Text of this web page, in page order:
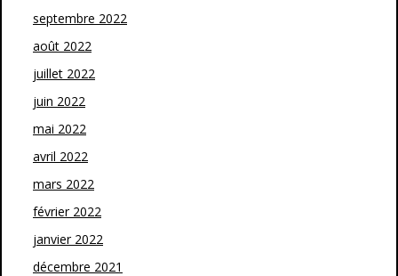
septembre 2022
août 2022
juillet 2022
juin 2022
mai 2022
avril 2022
mars 2022
février 2022
janvier 2022
décembre 2021